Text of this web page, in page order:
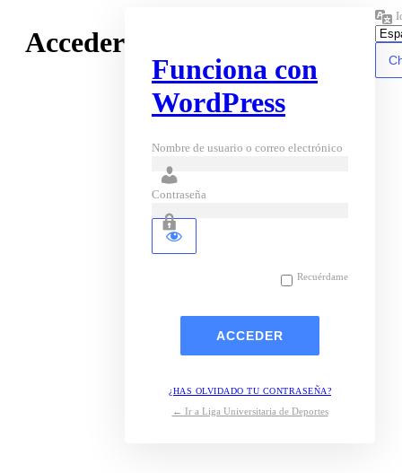
Acceder
Funciona con
WordPress
Nombre de usuario o correo electrónico
Contraseña
Recuérdame
¿HAS OLVIDADO TU CONTRASEÑA?
← Ir a Liga Universitaria de Deportes